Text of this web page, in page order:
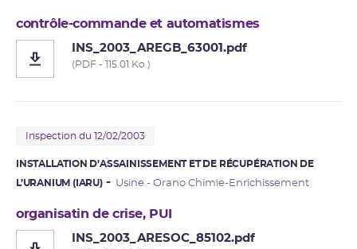
contrôle-commande et automatismes
INS_2003_AREGB_63001.pdf
(PDF - 115.01 Ko )
Inspection du 12/02/2003
INSTALLATION D’ASSAINISSEMENT ET DE RÉCUPÉRATION DE
L’URANIUM (IARU)
Usine - Orano Chimie-Enrichissement
organisatin de crise, PUI
INS_2003_ARESOC_85102.pdf